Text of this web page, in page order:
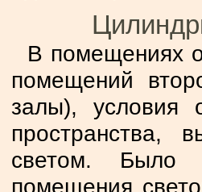
В помещениях
помещений
залы), условия
пространства,
светом. Было
помещения